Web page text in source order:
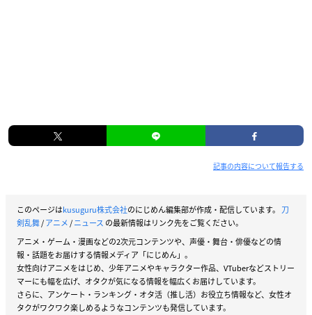
記事の内容について報告する
このページはkusuguru株式会社のにじめん編集部が作成・配信しています。 刀
剣乱舞/アニメ/ニュース の最新情報はリンク先をご覧ください。
アニメ・ゲーム・漫画などの2次元コンテンツや、声優・舞台・俳優などの情
報・話題をお届けする情報メディア「にじめん」。
女性向けアニメをはじめ、少年アニメやキャラクター作品、VTuberなどストリー
マーにも幅を広げ、オタクが気になる情報を幅広くお届けしています。
さらに、アンケート・ランキング・オタ活（推し活）お役立ち情報など、女性オ
タクがワクワク楽しめるようなコンテンツも発信しています。